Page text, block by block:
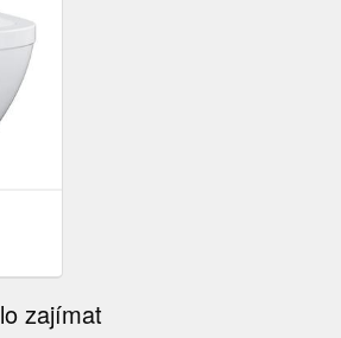
zajímat